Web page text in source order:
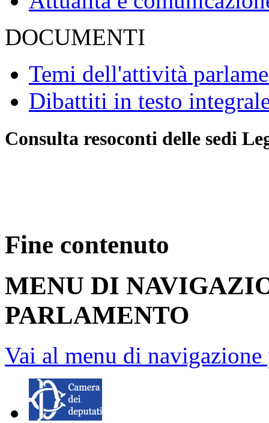
DOCUMENTI
Temi dell'attività
Dibattiti in testo
Consulta resoconti delle sedi
Fine contenuto
MENU DI
PARLAMENTO
Vai al menu di